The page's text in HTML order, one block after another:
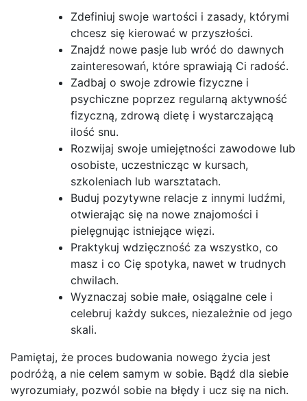
Zdefiniuj swoje wartości i zasady, którymi
chcesz się kierować w przyszłości.
Znajdź nowe pasje lub wróć do dawnych
zainteresowań, które sprawiają Ci radość.
Zadbaj o swoje zdrowie fizyczne i
psychiczne poprzez regularną aktywność
fizyczną, zdrową dietę i wystarczającą
ilość snu.
Rozwijaj swoje umiejętności zawodowe lub
osobiste, uczestnicząc w kursach,
szkoleniach lub warsztatach.
Buduj pozytywne relacje z innymi ludźmi,
otwierając się na nowe znajomości i
pielęgnując istniejące więzi.
Praktykuj wdzięczność za wszystko, co
masz i co Cię spotyka, nawet w trudnych
chwilach.
Wyznaczaj sobie małe, osiągalne cele i
celebruj każdy sukces, niezależnie od jego
skali.
Pamiętaj, że proces budowania nowego życia jest
podróżą, a nie celem samym w sobie. Bądź dla siebie
wyrozumiały, pozwól sobie na błędy i ucz się na nich.